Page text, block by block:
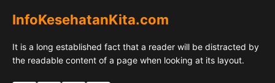
InfoKesehatanKita.com
It is a long established fact that a reader will be distracted by
the readable content of a page when looking at its layout.